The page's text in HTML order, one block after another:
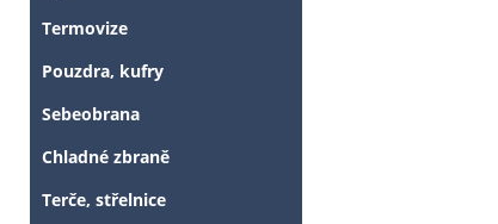
Termovize
Pouzdra, kufry
Sebeobrana
Chladné zbraně
Terče, střelnice